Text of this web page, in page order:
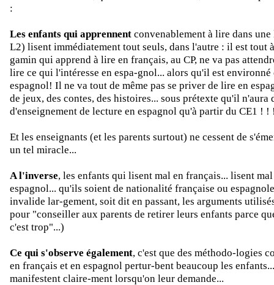
:
Les enfants qui apprennent convenablement à lire dans
L2) lisent immédiatement tout seuls, dans l'autre : il est tout
gamin qui apprend à lire en français, au CP, ne va pas
lire ce qui l'intéresse en espa-gnol... alors qu'il est
espagnol! Il ne va tout de même pas se priver de lire en
de jeux, des contes, des histoires... sous prétexte qu'il n'aura
d'enseignement de lecture en espagnol qu'à partir du CE1 ! !
Et les enseignants (et les parents surtout) ne cessent de
un tel miracle...
A l'inverse, les enfants qui lisent mal en français... lisent
espagnol... qu'ils soient de nationalité française ou
invalide lar-gement, soit dit en passant, les arguments
pour "conseiller aux parents de retirer leurs enfants parce
c'est trop"...)
Ce qui s'observe également, c'est que des méthodo-logies
en français et en espagnol pertur-bent beaucoup les
manifestent claire-ment lorsqu'on leur demande...